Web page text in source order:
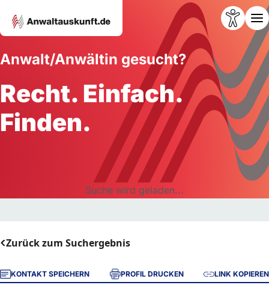
Anwalt/Anwältin gesucht?
Recht. Einfach.
Finden.
Suche wird geladen...
Zurück zum Suchergebnis
KONTAKT SPEICHERN PROFIL DRUCKEN LINK KOPIEREN